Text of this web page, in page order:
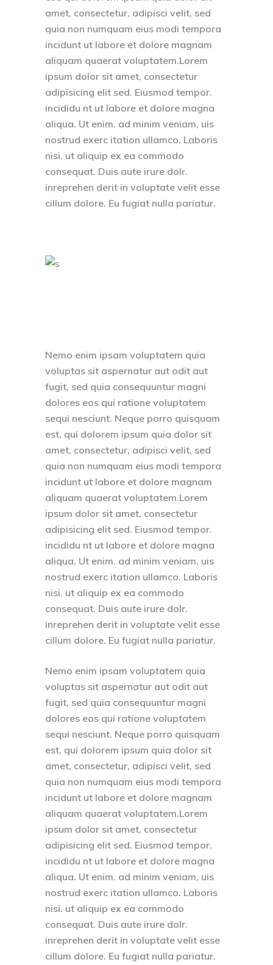
amet, consectetur, adipisci velit, sed
quia non numquam eius modi tempora
incidunt ut labore et dolore magnam
aliquam quaerat voluptatem.Lorem
ipsum dolor sit amet, consectetur
adipisicing elit sed. Eiusmod tempor.
incididu nt ut labore et dolore magna
aliqua. Ut enim. ad minim veniam, uis
nostrud exerc itation ullamco. Laboris
nisi. ut aliquip ex ea commodo
consequat. Duis aute irure dolr.
inreprehen derit in voluptate velit esse
cillum dolore. Eu fugiat nulla pariatur.
Nemo enim ipsam voluptatem quia
voluptas sit aspernatur aut odit aut
fugit, sed quia consequuntur magni
dolores eos qui ratione voluptatem
sequi nesciunt. Neque porro quisquam
est, qui dolorem ipsum quia dolor sit
amet, consectetur, adipisci velit, sed
quia non numquam eius modi tempora
incidunt ut labore et dolore magnam
aliquam quaerat voluptatem.Lorem
ipsum dolor sit amet, consectetur
adipisicing elit sed. Eiusmod tempor.
incididu nt ut labore et dolore magna
aliqua. Ut enim. ad minim veniam, uis
nostrud exerc itation ullamco. Laboris
nisi. ut aliquip ex ea commodo
consequat. Duis aute irure dolr.
inreprehen derit in voluptate velit esse
cillum dolore. Eu fugiat nulla pariatur.
Nemo enim ipsam voluptatem quia
voluptas sit aspernatur aut odit aut
fugit, sed quia consequuntur magni
dolores eos qui ratione voluptatem
sequi nesciunt. Neque porro quisquam
est, qui dolorem ipsum quia dolor sit
amet, consectetur, adipisci velit, sed
quia non numquam eius modi tempora
incidunt ut labore et dolore magnam
aliquam quaerat voluptatem.Lorem
ipsum dolor sit amet, consectetur
adipisicing elit sed. Eiusmod tempor.
incididu nt ut labore et dolore magna
aliqua. Ut enim. ad minim veniam, uis
nostrud exerc itation ullamco. Laboris
nisi. ut aliquip ex ea commodo
consequat. Duis aute irure dolr.
inreprehen derit in voluptate velit esse
cillum dolore. Eu fugiat nulla pariatur.